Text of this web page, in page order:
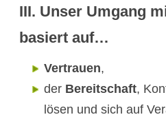
III. Unser Umgang
basiert auf…
Vertrauen,
der Bereitschaft,
lösen und sich auf